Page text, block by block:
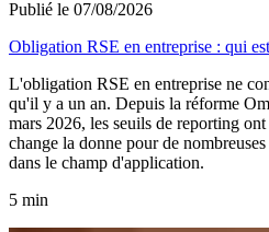
Publié le 07/08/2026
Obligation RSE en entreprise : qui
L'obligation RSE en entreprise ne
qu'il y a un an. Depuis la réforme
mars 2026, les seuils de reporting
change la donne pour de
dans le champ d'application.
5 min